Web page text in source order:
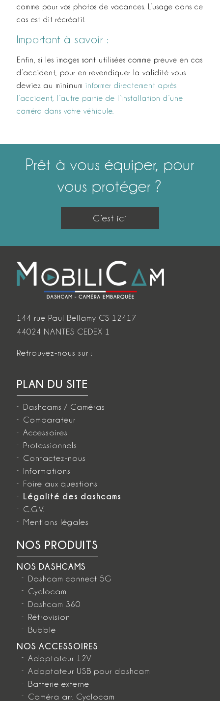
comme pour vos photos de vacances. L’usage dans ce
cas est dit récréatif.
Important à savoir :
Enfin, si les images sont utilisées comme preuve en cas
d’accident, pour en revendiquer la validité vous
devriez au minimum informer directement après
l’accident, l’autre partie de l’installation d’une
caméra dans votre véhicule.
Prêt à vous équiper, pour
vous protéger ?
C’est ici
144 rue Paul Bellamy CS 12417
44024 NANTES CEDEX 1
Retrouvez-nous sur :
PLAN DU SITE
Dashcams / Caméras
Comparateur
Accessoires
Professionnels
Contactez-nous
Informations
Foire aux questions
Légalité des dashcams
C.G.V.
Mentions légales
NOS PRODUITS
NOS DASHCAMS
Dashcam connect 5G
Cyclocam
Dashcam 360
Rétrovision
Bubble
NOS ACCESSOIRES
Adaptateur 12V
Adaptateur USB pour dashcam
Batterie externe
Caméra arr. Cyclocam